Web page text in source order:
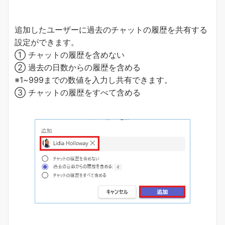
追加したユーザーに過去のチャットの履歴を共有する
設定ができます。
① チャットの履歴を含めない
② 過去の日数からの履歴を含める
※1~999までの数値を入力し共有できます。
③ チャットの履歴をすべて含める